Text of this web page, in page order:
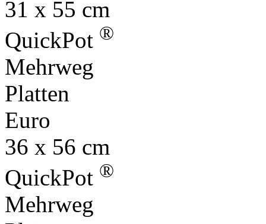
31 x 55 cm
QuickPot ®
Mehrweg
Platten
Euro
36 x 56 cm
QuickPot ®
Mehrweg